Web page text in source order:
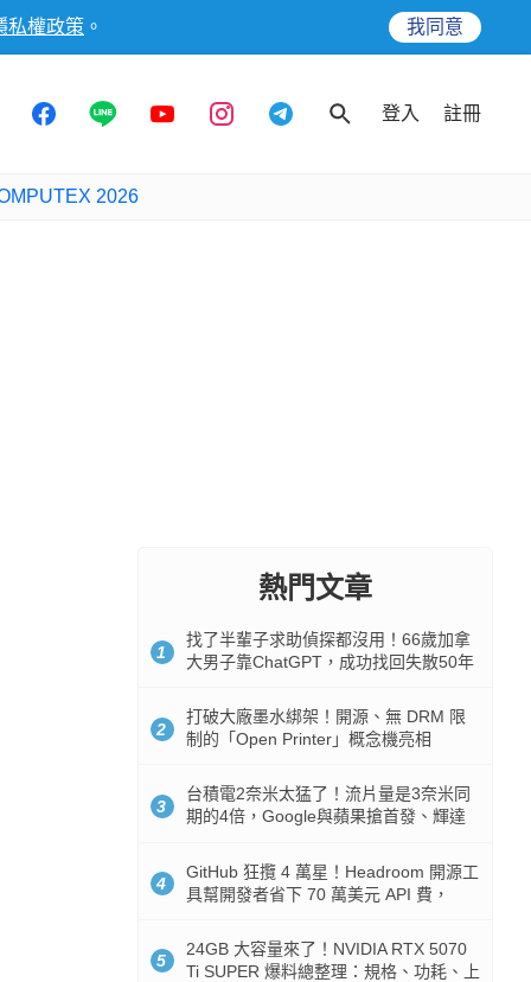
私權政策 。 我同意
登入 註冊
2026
熱門文章
1
找了半輩子求助偵探都沒用！66歲加拿
大男子靠ChatGPT，成功找回失散50年
2
打破大廠墨水綁架！開源、無 DRM 限
制的「Open Printer」概念機亮相
3
台積電2奈米太猛了！流片量是3奈米同
期的4倍，Google與蘋果搶首發、輝達
4
GitHub 狂攬 4 萬星！Headroom 開源工
具幫開發者省下 70 萬美元 API 費，
5
24GB 大容量來了！NVIDIA RTX 5070
Ti SUPER 爆料總整理：規格、功耗、上